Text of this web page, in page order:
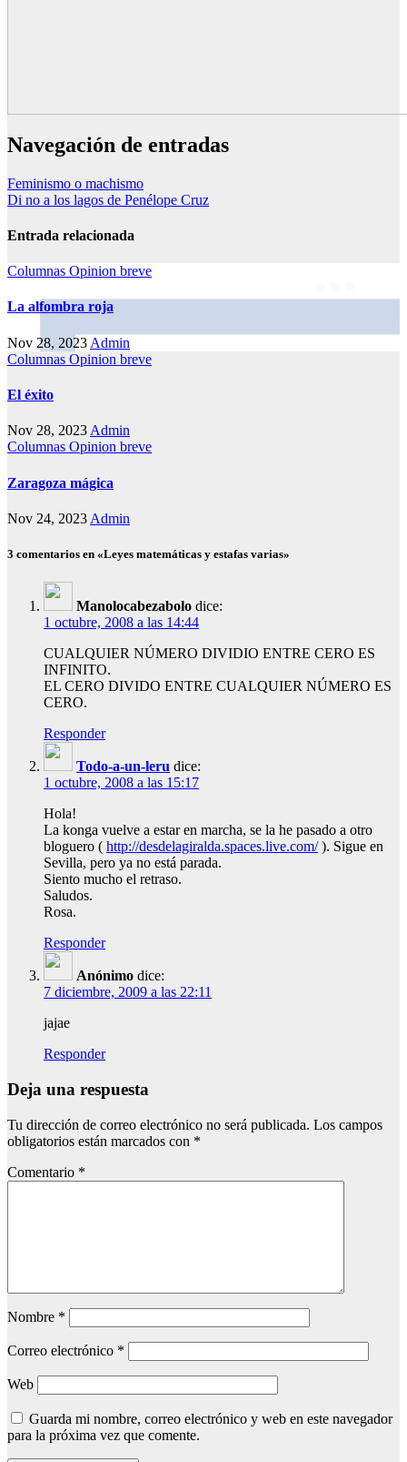
Navegación de entradas
Feminismo o machismo
Di no a los lagos de Penélope Cruz
Entrada relacionada
Columnas Opinion breve
La alfombra roja
Nov 28, 2023 Admin
Columnas Opinion breve
El éxito
Nov 28, 2023 Admin
Columnas Opinion breve
Zaragoza mágica
Nov 24, 2023 Admin
3 comentarios en «Leyes matemáticas y estafas varias»
Manolocabezabolo dice:
1 octubre, 2008 a las 14:44
CUALQUIER NÚMERO DIVIDIO ENTRE CERO ES
INFINITO.
EL CERO DIVIDO ENTRE CUALQUIER NÚMERO ES
CERO.
Responder
Todo-a-un-leru dice:
1 octubre, 2008 a las 15:17
Hola!
La konga vuelve a estar en marcha, se la he pasado a otro
bloguero ( http://desdelagiralda.spaces.live.com/). Sigue en
Sevilla, pero ya no está parada.
Siento mucho el retraso.
Saludos.
Rosa.
Responder
Anónimo dice:
7 diciembre, 2009 a las 22:11
jajae
Responder
Deja una respuesta
Tu dirección de correo electrónico no será publicada. Los campos
obligatorios están marcados con *
Comentario *
Nombre *
Correo electrónico *
Web
Guarda mi nombre, correo electrónico y web en este navegador
para la próxima vez que comente.